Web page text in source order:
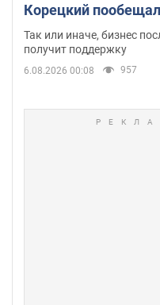
Корецкий
бизнесу
имеющимся
помещениям
Так или иначе, бизнес
получит поддержку
6.08.2026 00:08 957